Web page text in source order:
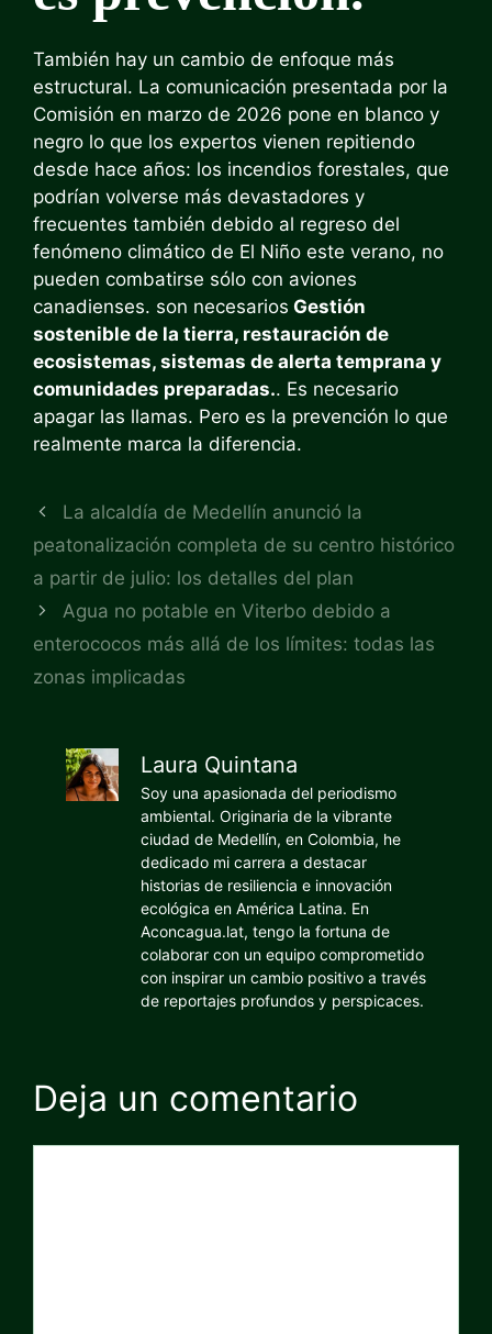
También hay un cambio de enfoque más
estructural. La comunicación presentada por la
Comisión en marzo de 2026 pone en blanco y
negro lo que los expertos vienen repitiendo
desde hace años: los incendios forestales, que
podrían volverse más devastadores y
frecuentes también debido al regreso del
fenómeno climático de El Niño este verano, no
pueden combatirse sólo con aviones
canadienses. son necesarios Gestión
sostenible de la tierra, restauración de
ecosistemas, sistemas de alerta temprana y
comunidades preparadas.. Es necesario
apagar las llamas. Pero es la prevención lo que
realmente marca la diferencia.
La alcaldía de Medellín anunció la
peatonalización completa de su centro histórico
a partir de julio: los detalles del plan
Agua no potable en Viterbo debido a
enterococos más allá de los límites: todas las
zonas implicadas
Laura Quintana
Soy una apasionada del periodismo
ambiental. Originaria de la vibrante
ciudad de Medellín, en Colombia, he
dedicado mi carrera a destacar
historias de resiliencia e innovación
ecológica en América Latina. En
Aconcagua.lat, tengo la fortuna de
colaborar con un equipo comprometido
con inspirar un cambio positivo a través
de reportajes profundos y perspicaces.
Deja un comentario